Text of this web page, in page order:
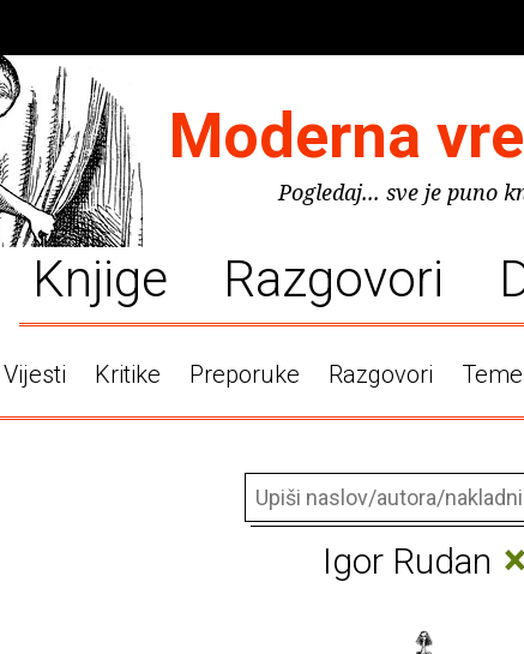
Moderna
Pogledaj... sve je puno
Knjige Razgovori
Vijesti Kritike Preporuke Razgovori Teme
Igor Rudan ×